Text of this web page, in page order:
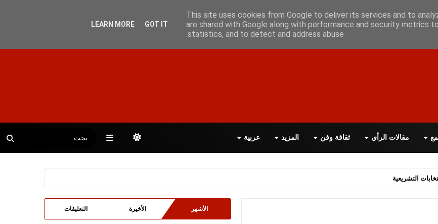
اتصل بنا اقرأ الصحيفة PDF
مقالات الرأي ثقافة وفن المزيد عربية
البريطانية
الأشهر الأخيرة التعليقات
This site uses cookies from Google to deliver its services and to
are shared with Google along with performance and security metrics
statistics, and to detect and address abuse.
LEARN MORE GOT IT